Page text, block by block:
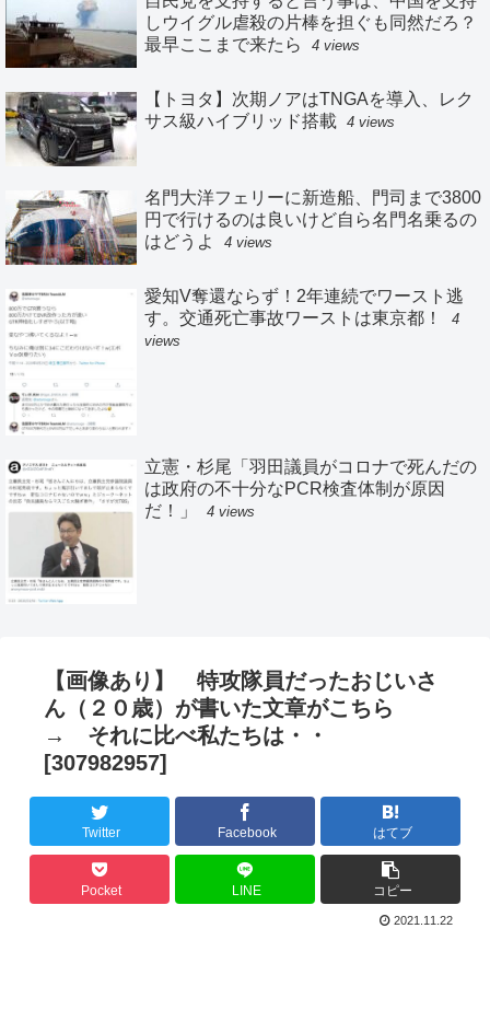
しウイグル虐殺の片棒を担ぐも同然だろ？
最早ここまで来たら
4 views
【トヨタ】次期ノアはTNGAを導入、レク
サス級ハイブリッド搭載
4 views
名門大洋フェリーに新造船、門司まで3800
円で行けるのは良いけど自ら名門名乗るの
はどうよ
4 views
愛知V奪還ならず！2年連続でワースト逃
す。交通死亡事故ワーストは東京都！
4
views
立憲・杉尾「羽田議員がコロナで死んだの
は政府の不十分なPCR検査体制が原因
だ！」
4 views
【画像あり】 特攻隊員だったおじいさ
ん（２０歳）が書いた文章がこちら
→ それに比べ私たちは・・
[307982957]
Twitter Facebook はてブ
Pocket LINE コピー
2021.11.22